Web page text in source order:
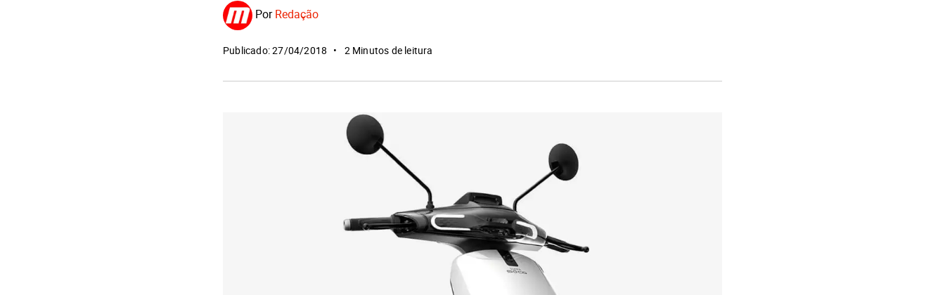
PorRedação
Publicado: 27/04/2018 2 Minutos de leitura